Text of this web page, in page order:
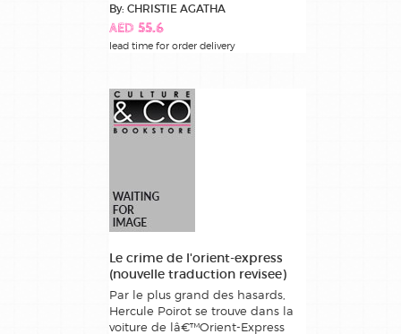
By: CHRISTIE AGATHA
AED 55.6
lead time for order delivery
Le crime de l'orient-express
(nouvelle traduction revisee)
Par le plus grand des hasards,
Hercule Poirot se trouve dans la
voiture de lâ€™Orient-Express